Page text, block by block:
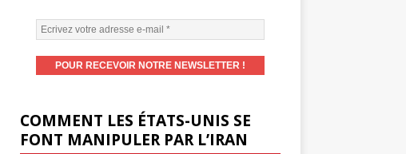
COMMENT LES ÉTATS-UNIS SE
FONT MANIPULER PAR L’IRAN